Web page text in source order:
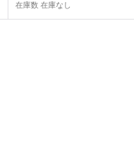
在庫数 在庫なし